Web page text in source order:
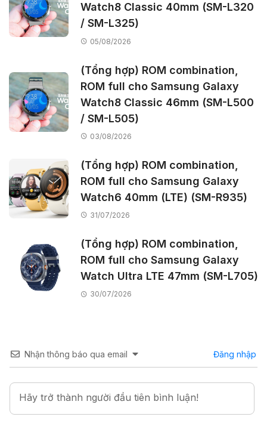
Watch8 Classic 40mm (SM-L320
/ SM-L325)
05/08/2026
(Tổng hợp) ROM combination,
ROM full cho Samsung Galaxy
Watch8 Classic 46mm (SM-L500
/ SM-L505)
03/08/2026
(Tổng hợp) ROM combination,
ROM full cho Samsung Galaxy
Watch6 40mm (LTE) (SM-R935)
31/07/2026
(Tổng hợp) ROM combination,
ROM full cho Samsung Galaxy
Watch Ultra LTE 47mm (SM-L705)
30/07/2026
Nhận thông báo qua email Đăng nhập